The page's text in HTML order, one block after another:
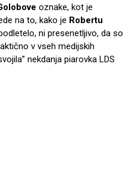
oznake, kot je
na to, kako je Robertu
ni presenetljivo, da so
v vseh medijskih
nekdanja piarovka LDS